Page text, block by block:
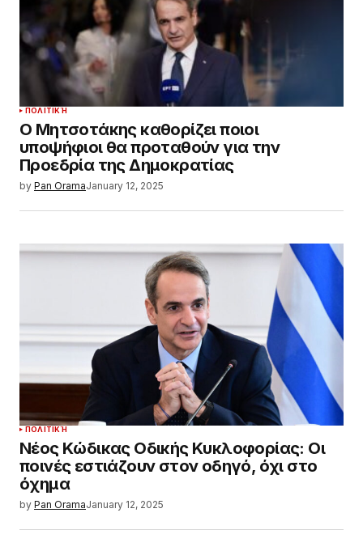
ΠΟΛΙΤΙΚΉ
Ο Μητσοτάκης καθορίζει ποιοι
υποψήφιοι θα προταθούν για την
Προεδρία της Δημοκρατίας
by Pan OramaJanuary 12, 2025
ΠΟΛΙΤΙΚΉ
Νέος Κώδικας Οδικής Κυκλοφορίας: Οι
ποινές εστιάζουν στον οδηγό, όχι στο
όχημα
by Pan OramaJanuary 12, 2025